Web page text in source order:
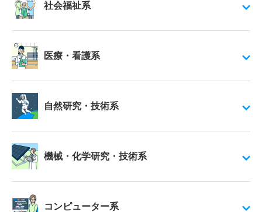
社会福祉系
医療・看護系
自然研究・技術系
機械・化学研究・技術系
コンピューター系